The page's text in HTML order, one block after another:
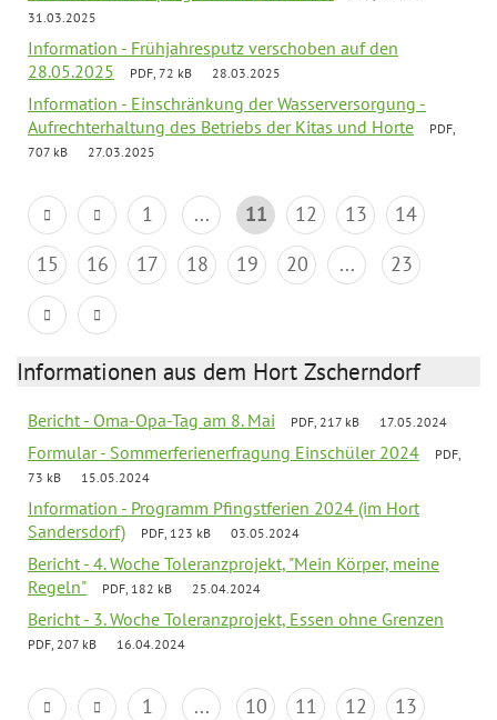
31.03.2025
Information - Frühjahresputz verschoben auf den
28.05.2025
PDF, 72 kB 28.03.2025
Information - Einschränkung der Wasserversorgung -
Aufrechterhaltung des Betriebs der Kitas und Horte
PDF,
707 kB
27.03.2025
1 ... 11 12 13
14
15
16 17 18 19 20 ... 23
Informationen aus dem Hort Zscherndorf
Bericht - Oma-Opa-Tag am 8. Mai PDF, 217 kB 17.05.2024
Formular - Sommerferienerfragung Einschüler 2024
PDF,
73 kB
15.05.2024
Information - Programm Pfingstferien 2024 (im Hort
Sandersdorf)
PDF, 123 kB 03.05.2024
Bericht - 4. Woche Toleranzprojekt, "Mein Körper, meine
Regeln"
PDF, 182 kB 25.04.2024
Bericht - 3. Woche Toleranzprojekt, Essen ohne Grenzen
PDF, 207 kB 16.04.2024
1 ... 10 11 12
13